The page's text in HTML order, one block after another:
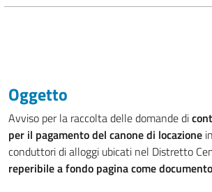
Oggetto
Avviso per la raccolta delle domande di
per il pagamento del canone di locazione
conduttori di alloggi ubicati nel Distretto
reperibile a fondo pagina come